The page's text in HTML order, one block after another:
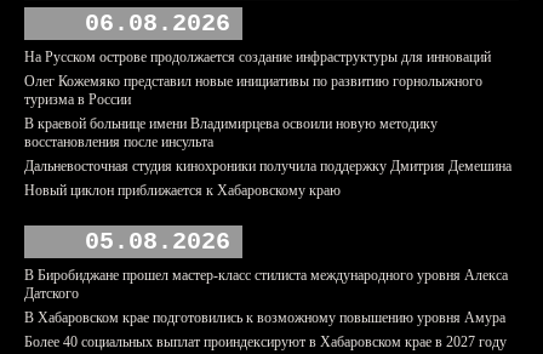
06.08.2026
На Русском острове продолжается создание инфраструктуры для инноваций
Олег Кожемяко представил новые инициативы по развитию горнолыжного
туризма в России
В краевой больнице имени Владимирцева освоили новую методику
восстановления после инсульта
Дальневосточная студия кинохроники получила поддержку Дмитрия Демешина
Новый циклон приближается к Хабаровскому краю
05.08.2026
В Биробиджане прошел мастер-класс стилиста международного уровня Алекса
Датского
В Хабаровском крае подготовились к возможному повышению уровня Амура
Более 40 социальных выплат проиндексируют в Хабаровском крае в 2027 году